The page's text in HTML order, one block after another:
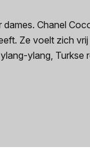
Chanel
Ze voelt zich
ylang,